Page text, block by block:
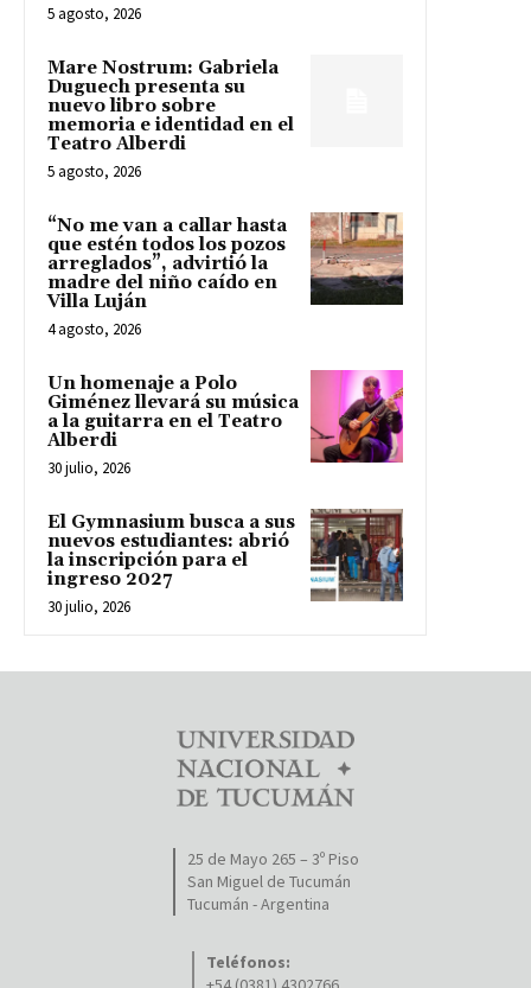
5 agosto, 2026
Mare Nostrum: Gabriela
Duguech presenta su
nuevo libro sobre
memoria e identidad en el
Teatro Alberdi
5 agosto, 2026
“No me van a callar hasta
que estén todos los pozos
arreglados”, advirtió la
madre del niño caído en
Villa Luján
4 agosto, 2026
Un homenaje a Polo
Giménez llevará su música
a la guitarra en el Teatro
Alberdi
30 julio, 2026
El Gymnasium busca a sus
nuevos estudiantes: abrió
la inscripción para el
ingreso 2027
30 julio, 2026
25 de Mayo 265 – 3º Piso
San Miguel de Tucumán
Tucumán - Argentina
Teléfonos: